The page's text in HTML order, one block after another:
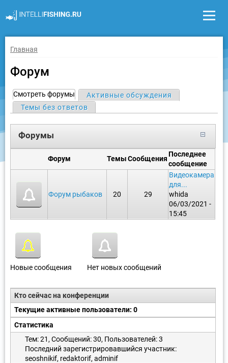
Главная
Форум
л
в
ы
л
а
к
и
Смотреть форумы (активная вкладка)
Активные обсуждения
Темы без ответов
Форумы
Форум ТемыСообщения
Последнее
сообщение
Форум рыбаков 20 29
Видеокамера
для...
whida
06/03/2021 -
15:45
Новые сообщения Нет новых сообщений
Кто сейчас на конференции
Текущие активные пользователи: 0
Статистика
Тем: 21, Сообщений: 30, Пользователей: 3
Последний зарегистрировавшийся участник:
seoshnikif, redaktorif, adminif